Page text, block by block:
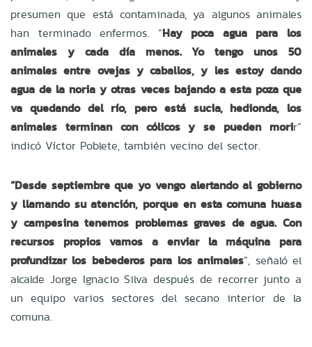
presumen que está contaminada, ya algunos animales
han terminado enfermos. “Hay poca agua para los
animales y cada día menos. Yo tengo unos 50
animales entre ovejas y caballos, y les estoy dando
agua de la noria y otras veces bajando a esta poza que
va quedando del río, pero está sucia, hedionda, los
animales terminan con cólicos y se pueden morir”
indicó Víctor Poblete, también vecino del sector.
“Desde septiembre que yo vengo alertando al gobierno
y llamando su atención, porque en esta comuna huasa
y campesina tenemos problemas graves de agua. Con
recursos propios vamos a enviar la máquina para
profundizar los bebederos para los animales”, señaló el
alcalde Jorge Ignacio Silva después de recorrer junto a
un equipo varios sectores del secano interior de la
comuna.